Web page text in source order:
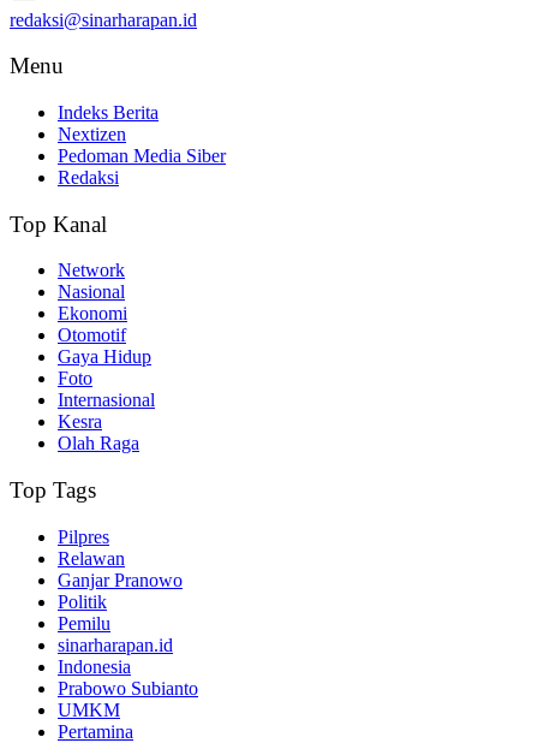
redaksi@sinarharapan.id
Menu
Indeks Berita
Nextizen
Pedoman Media Siber
Redaksi
Top Kanal
Network
Nasional
Ekonomi
Otomotif
Gaya Hidup
Foto
Internasional
Kesra
Olah Raga
Top Tags
Pilpres
Relawan
Ganjar Pranowo
Politik
Pemilu
sinarharapan.id
Indonesia
Prabowo Subianto
UMKM
Pertamina